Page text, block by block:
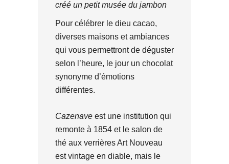
créé un petit musée du jambon
Pour célébrer le dieu cacao,
diverses maisons et ambiances
qui vous permettront de déguster
selon l’heure, le jour un chocolat
synonyme d’émotions
différentes.
Cazenave est une institution qui
remonte à 1854 et le salon de
thé aux verrières Art Nouveau
est vintage en diable, mais le